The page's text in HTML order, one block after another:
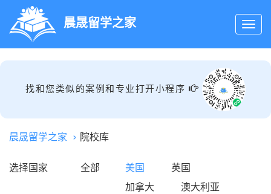
晨晟留学之家
找和您类似的案例和专业打开小程序
晨晟留学之家 院校库
选择国家 全部 美国
英国
加拿大
澳大利亚